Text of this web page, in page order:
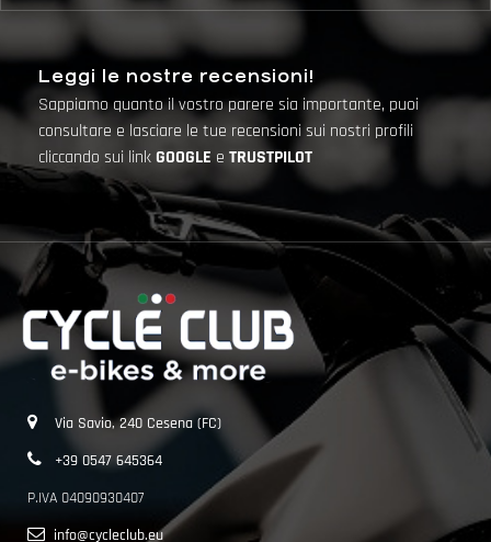
Leggi le nostre recensioni!
Sappiamo quanto il vostro parere sia importante, puoi
consultare e lasciare le tue recensioni sui nostri profili
cliccando sui linkGOOGLE e TRUSTPILOT
Via Savio, 240 Cesena (FC)
+39 0547 645364
P.IVA 04090930407
info@cycleclub.eu